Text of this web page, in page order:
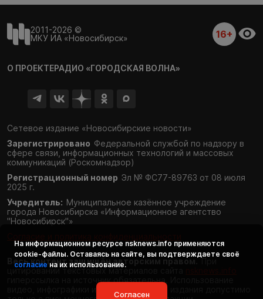
2011-2026 ©
МКУ ИА «Новосибирск»
16+
О ПРОЕКТЕРАДИО «ГОРОДСКАЯ ВОЛНА»
Сетевое издание «Новосибирские новости»
Зарегистрировано Федеральной службой по надзору в
сфере связи, информационных технологий и массовых
коммуникаций (Роскомнадзор)
Регистрационный номер Эл № ФС77-89763 от 08 июля
2025 г.
Учредитель: Муниципальное казённое учреждение
города Новосибирска «Информационное агентство
"Новосибирск"»
Весь контент защищён авторским правом. При
цитировании текстовых материалов сайта
гиперссылка на источник обязательна. Использование
видео, инфографики и фотоматериалов издания допустимо
На информационном ресурсе nsknews.info применяются
cookie-файлы. Оставаясь на сайте, вы подтверждаете своё
согласие на их использование.
Согласен